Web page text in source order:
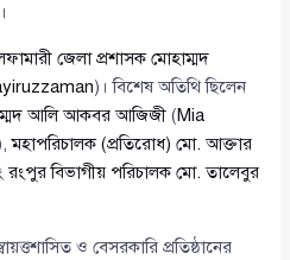
জেলা প্রশাসক মোহাম্মদ
)। বিশেষ অতিথি ছিলেন
আলি আকবর আজিজী (Mia
মহাপরিচালক (প্রতিরোধ) মো. আক্তার
রংপুর বিভাগীয় পরিচালক মো. তালেবুর
ও বেসরকারি প্রতিষ্ঠানের